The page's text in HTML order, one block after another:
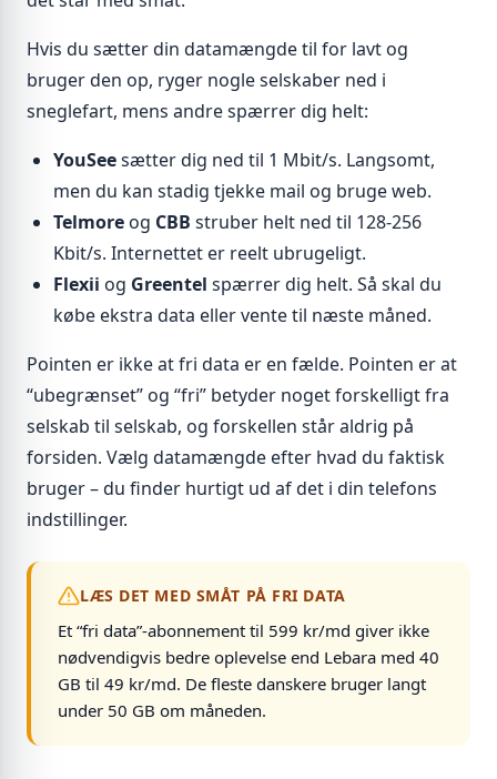
Hvis du sætter din datamængde til for lavt og
bruger den op, ryger nogle selskaber ned i
sneglefart, mens andre spærrer dig helt:
YouSeesætter dig ned til 1 Mbit/s. Langsomt,
men du kan stadig tjekke mail og bruge web.
Telmore og CBB struber helt ned til 128-256
Kbit/s. Internettet er reelt ubrugeligt.
Flexii og Greentel spærrer dig helt. Så skal du
købe ekstra data eller vente til næste måned.
Pointen er ikke at fri data er en fælde. Pointen er at
“ubegrænset” og “fri” betyder noget forskelligt fra
selskab til selskab, og forskellen står aldrig på
forsiden. Vælg datamængde efter hvad du faktisk
bruger – du finder hurtigt ud af det i din telefons
indstillinger.
LÆS DET MED SMÅT PÅ FRI DATA
Et “fri data”-abonnement til 599 kr/md giver ikke
nødvendigvis bedre oplevelse end Lebara med 40
GB til 49 kr/md. De fleste danskere bruger langt
under 50 GB om måneden.